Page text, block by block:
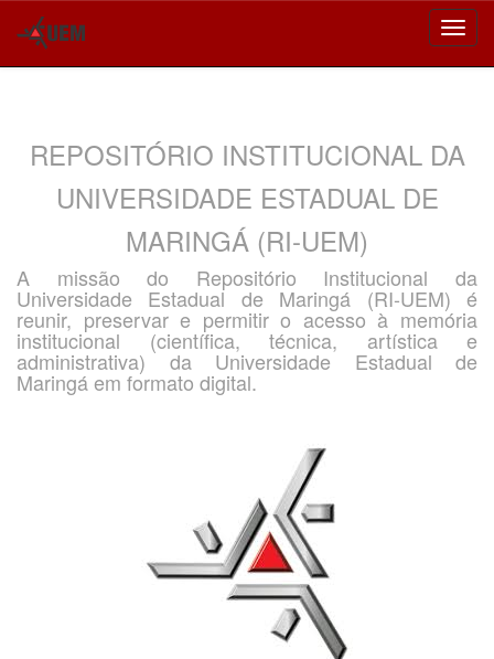
REPOSITÓRIO INSTITUCIONAL DA
UNIVERSIDADE ESTADUAL DE
MARINGÁ (RI-UEM)
A missão do Repositório Institucional da
Universidade Estadual de Maringá (RI-UEM) é
reunir, preservar e permitir o acesso à memória
institucional (científica, técnica, artística e
administrativa) da Universidade Estadual de
Maringá em formato digital.